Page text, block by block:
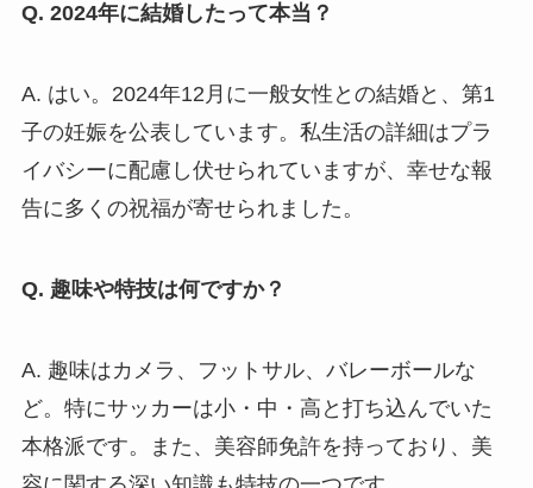
Q. 2024年に結婚したって本当？
A. はい。2024年12月に一般女性との結婚と、第1
子の妊娠を公表しています。私生活の詳細はプラ
イバシーに配慮し伏せられていますが、幸せな報
告に多くの祝福が寄せられました。
Q. 趣味や特技は何ですか？
A. 趣味はカメラ、フットサル、バレーボールな
ど。特にサッカーは小・中・高と打ち込んでいた
本格派です。また、美容師免許を持っており、美